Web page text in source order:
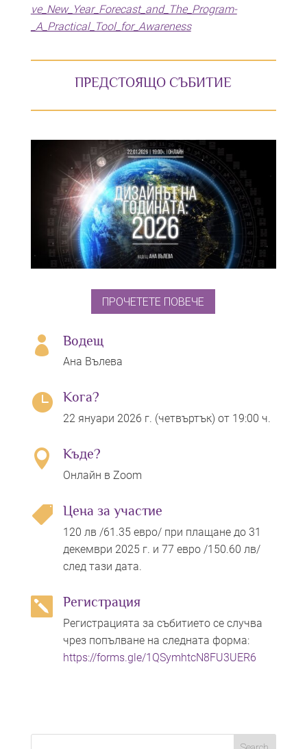
ve_New_Year_Forecast_and_The_Program-
_A_Practical_Tool_for_Awareness
ПРЕДСТОЯЩО СЪБИТИЕ
ПРОЧЕТЕТЕ ПОВЕЧЕ
 Водещ
Ана Вълева
 Кога?
22 януари 2026 г. (четвъртък) от 19:00 ч.
 Къде?
Онлайн в Zoom
 Цена за участие
120 лв /61.35 евро/ при плащане до 31
декември 2025 г. и 77 евро /150.60 лв/
след тази дата.
 Регистрация
Регистрацията за събитието се случва
чрез попълване на следната форма:
https://forms.gle/1QSymhtcN8FU3UER6